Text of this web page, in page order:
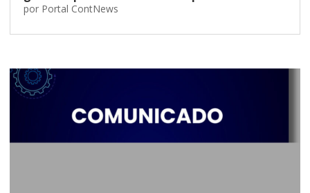
por Portal ContNews